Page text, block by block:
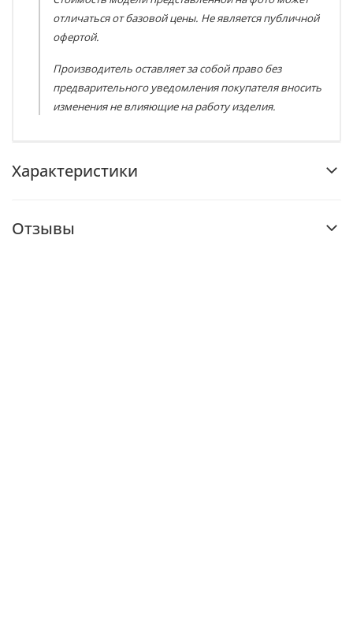
отличаться от базовой цены. Не является публичной
офертой.
Производитель оставляет за собой право без
предварительного уведомления покупателя вносить
изменения не влияющие на работу изделия.
Характеристики
Отзывы